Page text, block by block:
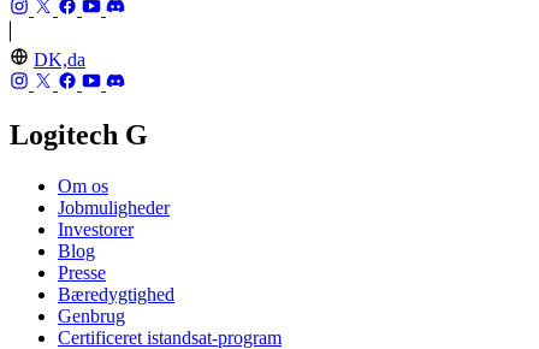
DK,da
Logitech G
Om os
Jobmuligheder
Investorer
Blog
Presse
Bæredygtighed
Genbrug
Certificeret istandsat-program